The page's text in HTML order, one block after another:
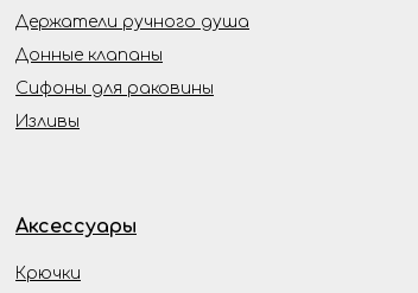
Крючки
Аксессуары
Держатели ручного душа
Донные клапаны
Сифоны для раковины
Изливы